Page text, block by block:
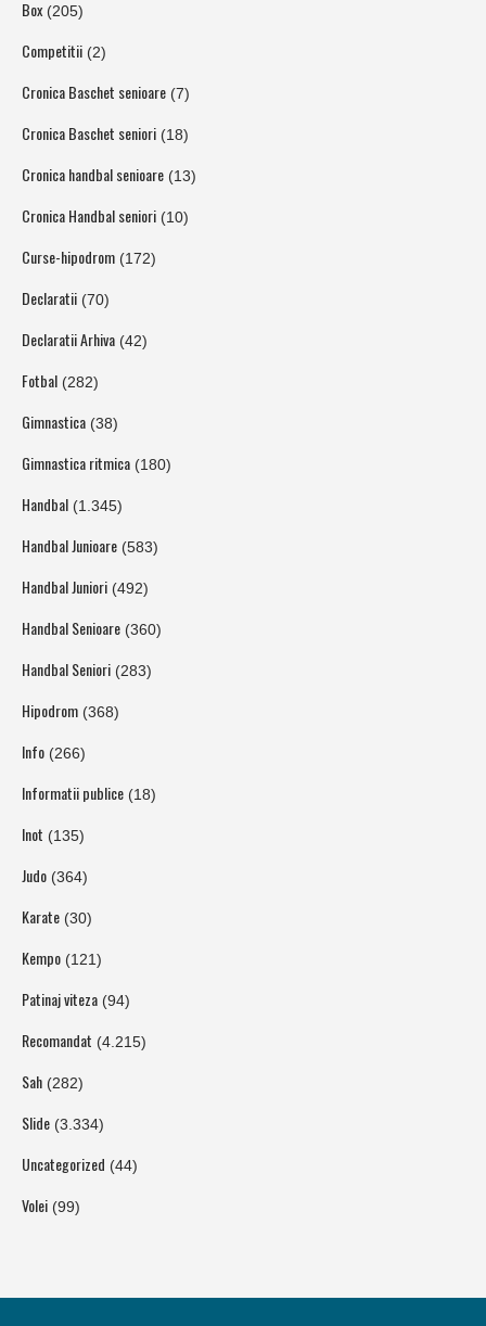
Box (205)
Competitii (2)
Cronica Baschet senioare (7)
Cronica Baschet seniori (18)
Cronica handbal senioare (13)
Cronica Handbal seniori (10)
Curse-hipodrom (172)
Declaratii (70)
Declaratii Arhiva (42)
Fotbal (282)
Gimnastica (38)
Gimnastica ritmica (180)
Handbal (1.345)
Handbal Junioare (583)
Handbal Juniori (492)
Handbal Senioare (360)
Handbal Seniori (283)
Hipodrom (368)
Info (266)
Informatii publice (18)
Inot (135)
Judo (364)
Karate (30)
Kempo (121)
Patinaj viteza (94)
Recomandat (4.215)
Sah (282)
Slide (3.334)
Uncategorized (44)
Volei (99)